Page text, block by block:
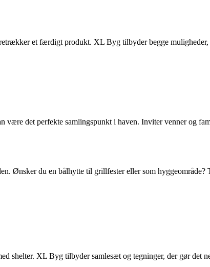
et færdigt produkt. XL Byg tilbyder begge muligheder,
det perfekte samlingspunkt i haven. Inviter venner og
Ønsker du en bålhytte til grillfester eller som
shelter. XL Byg tilbyder samlesæt og tegninger, der gør det